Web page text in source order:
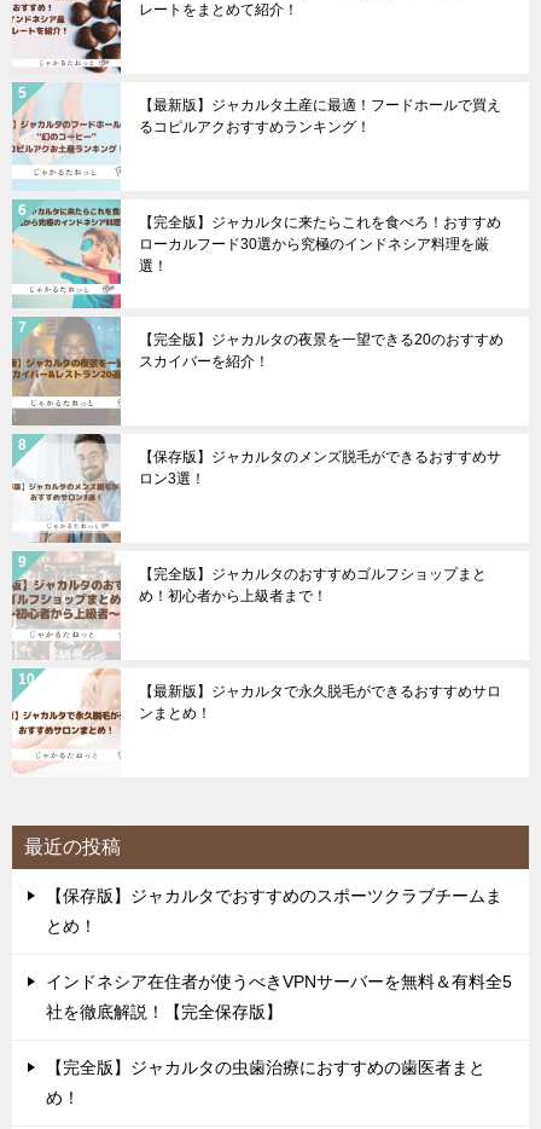
レートをまとめて紹介！
【最新版】ジャカルタ土産に最適！フードホールで買え
るコピルアクおすすめランキング！
【完全版】ジャカルタに来たらこれを食べろ！おすすめ
ローカルフード30選から究極のインドネシア料理を厳
選！
【完全版】ジャカルタの夜景を一望できる20のおすすめ
スカイバーを紹介！
【保存版】ジャカルタのメンズ脱毛ができるおすすめサ
ロン3選！
【完全版】ジャカルタのおすすめゴルフショップまと
め！初心者から上級者まで！
【最新版】ジャカルタで永久脱毛ができるおすすめサロ
ンまとめ！
最近の投稿
【保存版】ジャカルタでおすすめのスポーツクラブチームま
とめ！
インドネシア在住者が使うべきVPNサーバーを無料＆有料全5
社を徹底解説！【完全保存版】
【完全版】ジャカルタの虫歯治療におすすめの歯医者まと
め！